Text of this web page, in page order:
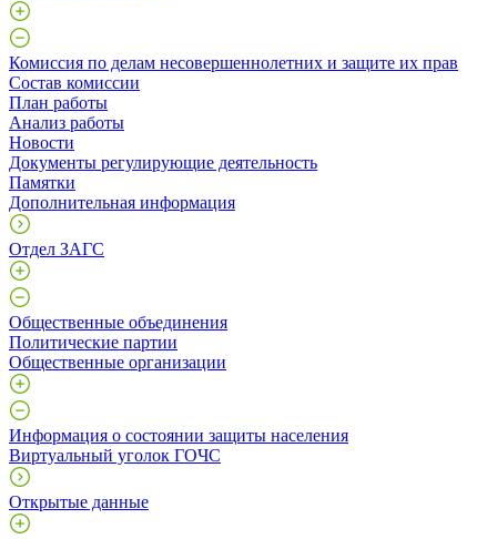
Комиссия по делам несовершеннолетних и защите их прав
Состав комиссии
План работы
Анализ работы
Новости
Документы регулирующие деятельность
Памятки
Дополнительная информация
Отдел ЗАГС
Общественные объединения
Политические партии
Общественные организации
Информация о состоянии защиты населения
Виртуальный уголок ГОЧС
Открытые данные